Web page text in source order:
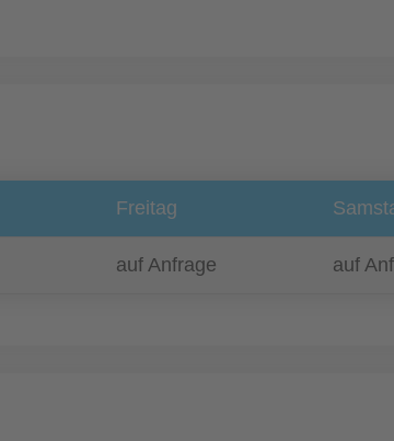
Freitag
auf Anfrage auf